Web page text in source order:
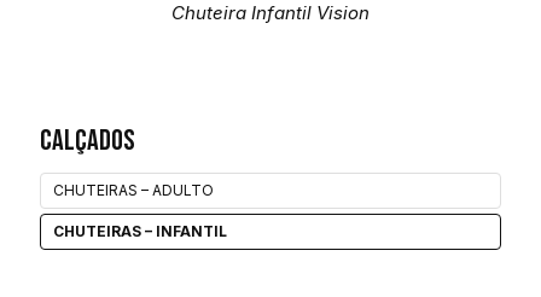
Calçados
CHUTEIRAS – ADULTO
CHUTEIRAS – INFANTIL
Chuteira Infantil Vision